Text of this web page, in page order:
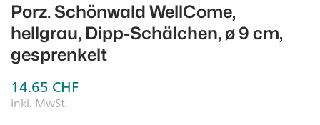
Porz. Schönwald WellCome,
hellgrau, Dipp-Schälchen, ø 9 cm,
gesprenkelt
14.65 CHF
inkl. MwSt.